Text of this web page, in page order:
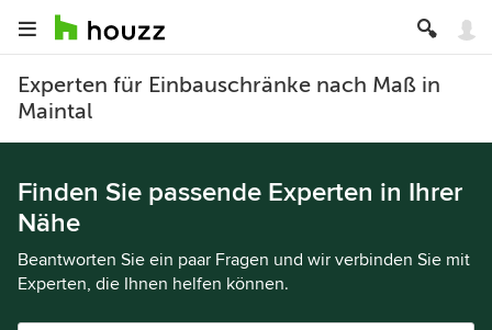
Experten für Einbauschränke nach Maß in
Maintal
Finden Sie passende Experten in Ihrer
Nähe
Beantworten Sie ein paar Fragen und wir verbinden Sie mit
Experten, die Ihnen helfen können.